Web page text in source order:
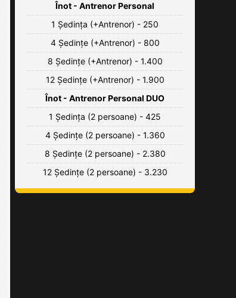
Înot - Antrenor Personal
1 Ședința (+Antrenor) - 250
4 Ședințe (+Antrenor) - 800
8 Ședințe (+Antrenor) - 1.400
12 Ședințe (+Antrenor) - 1.900
Înot - Antrenor Personal DUO
1 Ședința (2 persoane) - 425
4 Ședințe (2 persoane) - 1.360
8 Ședințe (2 persoane) - 2.380
12 Ședințe (2 persoane) - 3.230